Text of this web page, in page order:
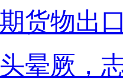
货物出
晕厥，